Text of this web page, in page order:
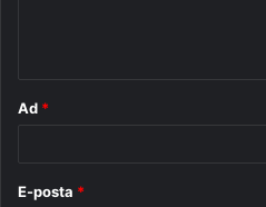
Ad *
E-posta *